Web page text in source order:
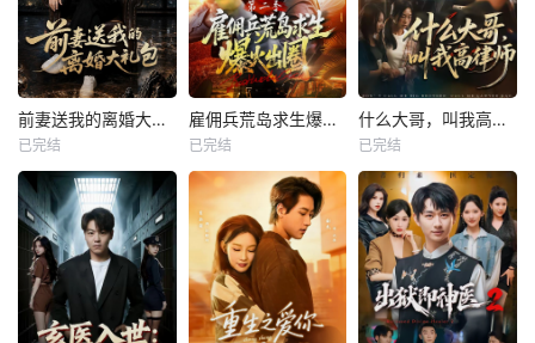
前妻送我的离婚大礼包
已完结
雇佣兵荒岛求生爆火出圈第二季
已完结
什么大哥，叫我高律师
已完结